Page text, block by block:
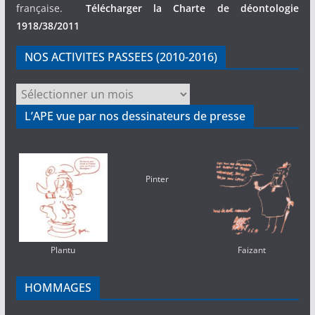
française. Télécharger la Charte de déontologie
1918/38/2011
NOS ACTIVITES PASSEES (2010-2016)
NOS
ACTIVITES
PASSEES
L’APE vue par nos dessinateurs de presse
Plantu
Pinter
Faizant
HOMMAGES